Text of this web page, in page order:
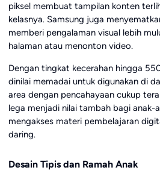
piksel membuat tampilan konten
kelasnya. Samsung juga
memberi pengalaman visual lebih
halaman atau menonton video.
Dengan tingkat kecerahan hingga
dinilai memadai untuk digunakan di
area dengan pencahayaan cukup
lega menjadi nilai tambah bagi anak-
mengakses materi pembelajaran
daring.
Desain Tipis dan Ramah Anak